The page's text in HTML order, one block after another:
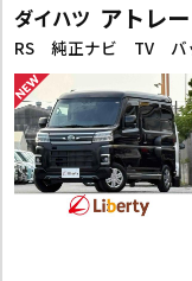
ダイハツ アトレー